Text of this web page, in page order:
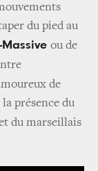
du pied au
Massive ou de
de
présence du
du marseillais